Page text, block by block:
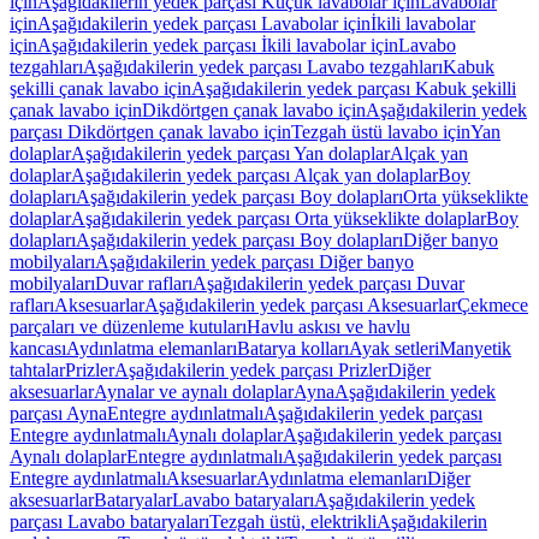
içinAşağıdakilerin yedek parçası Lavabolar içinİkili lavabolar
içinAşağıdakilerin yedek parçası İkili lavabolar içinLavabo
tezgahlarıAşağıdakilerin yedek parçası Lavabo tezgahlarıKabuk
şekilli çanak lavabo içinAşağıdakilerin yedek parçası Kabuk şekilli
çanak lavabo içinDikdörtgen çanak lavabo içinAşağıdakilerin yedek
parçası Dikdörtgen çanak lavabo içinTezgah üstü lavabo içinYan
dolaplarAşağıdakilerin yedek parçası Yan dolaplarAlçak yan
dolaplarAşağıdakilerin yedek parçası Alçak yan dolaplarBoy
dolaplarıAşağıdakilerin yedek parçası Boy dolaplarıOrta yükseklikte
dolaplarAşağıdakilerin yedek parçası Orta yükseklikte dolaplarBoy
dolaplarıAşağıdakilerin yedek parçası Boy dolaplarıDiğer banyo
mobilyalarıAşağıdakilerin yedek parçası Diğer banyo
mobilyalarıDuvar raflarıAşağıdakilerin yedek parçası Duvar
raflarıAksesuarlarAşağıdakilerin yedek parçası AksesuarlarÇekmece
parçaları ve düzenleme kutularıHavlu askısı ve havlu
kancasıAydınlatma elemanlarıBatarya kollarıAyak setleriManyetik
tahtalarPrizlerAşağıdakilerin yedek parçası PrizlerDiğer
aksesuarlarAynalar ve aynalı dolaplarAynaAşağıdakilerin yedek
parçası AynaEntegre aydınlatmalıAşağıdakilerin yedek parçası
Entegre aydınlatmalıAynalı dolaplarAşağıdakilerin yedek parçası
Aynalı dolaplarEntegre aydınlatmalıAşağıdakilerin yedek parçası
Entegre aydınlatmalıAksesuarlarAydınlatma elemanlarıDiğer
aksesuarlarBataryalarLavabo bataryalarıAşağıdakilerin yedek
parçası Lavabo bataryalarıTezgah üstü, elektrikliAşağıdakilerin